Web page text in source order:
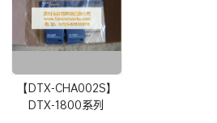
【DTX-CHA002S】
DTX-1800系列